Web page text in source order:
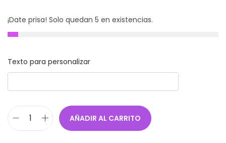
¡Date prisa! Solo quedan 5 en existencias.
Texto para personalizar
AÑADIR AL CARRITO